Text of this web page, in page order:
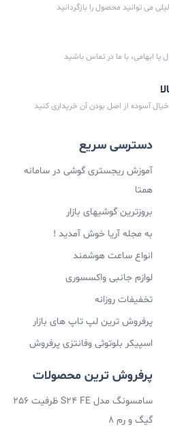
می توانید محصول را بازگردانید
ابهامی، با ما در تماس باشید
آسوده از اصل بودن آن خریداری کنید
دسترسی سریع
آموزش ریجستری گوشی در سامانه
همتا
بروزترین گوشیهای بازار
به مجله آریا خوش آمدید !
انواع ساعت هوشمند
لوازم جانبی واکسسوری
تخفیفات روزانه
پرفروش ترین لپ تاپ های بازار
اسپیکر بلوتوثی وفانتزی پرفروش
پرفروش ترین محصولات
سامسونگ مدل S24 FE ظرفیت 256
گیگ و رم 8